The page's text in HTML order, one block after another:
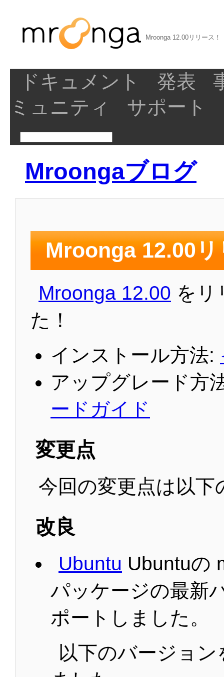
Mroonga 12.00リリース！
ドキュメント 発表
ミュニティ
サポート
Mroongaブログ
Mroonga 12.00リ
Mroonga 12.00 をリ
た！
インストール方法:
アップグレード方
ードガイド
変更点
今回の変更点は以下
改良
Ubuntu Ubuntuの
パッケージの最新
ポートしました。
以下のバージョ